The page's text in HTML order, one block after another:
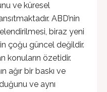
ve küresel
ABD’nin
biraz yeni
çoğu güncel değildir.
konuların özetidir.
ağır bir baskı ve
ve aynı